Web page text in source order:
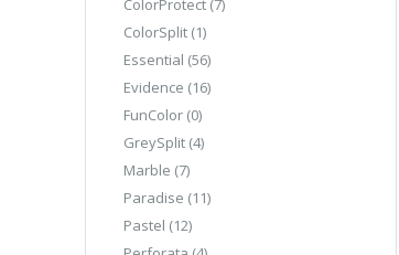
ColorProtect (7)
ColorSplit (1)
Essential (56)
Evidence (16)
FunColor (0)
GreySplit (4)
Marble (7)
Paradise (11)
Pastel (12)